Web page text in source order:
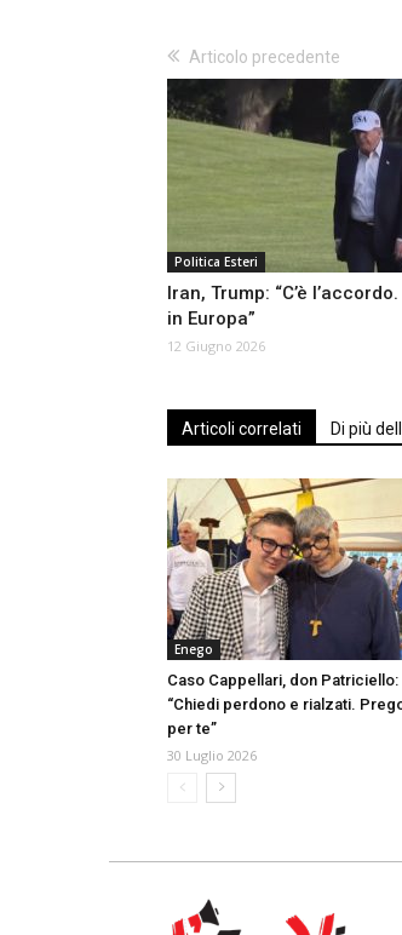
Articolo precedente
Politica Esteri
Iran, Trump: “C’è
in Europa”
12 Giugno 2026
Articoli correlati Di più
Enego
Caso Cappellari, don Patriciello:
“Chiedi perdono e rialzati.
per te”
30 Luglio 2026